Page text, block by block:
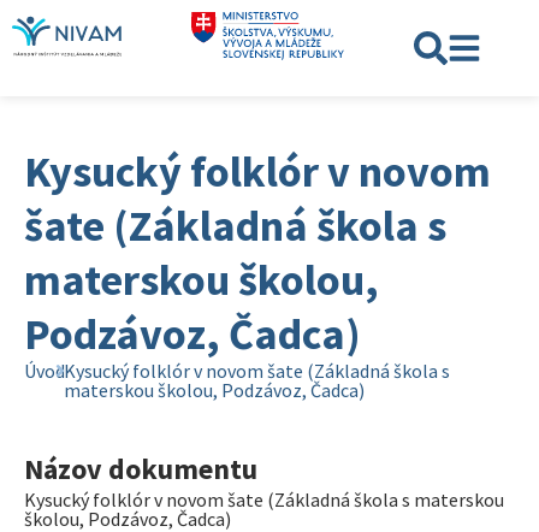
Kysucký folklór v novom
šate (Základná škola s
materskou školou,
Podzávoz, Čadca)
ÚvodKysucký folklór v novom šate (Základná škola s
materskou školou, Podzávoz, Čadca)
Názov dokumentu
Kysucký folklór v novom šate (Základná škola s materskou
školou, Podzávoz, Čadca)